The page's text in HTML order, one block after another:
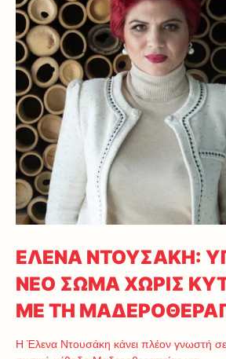
ΕΛΕΝΑ ΝΤΟΥΣΑΚΗ:
ΝΕΟ ΣΩΜΑ ΧΩΡΙΣ
ΜΕ ΤΗ
Η Έλενα Ντουσάκη κάνει πλέον γνωστή